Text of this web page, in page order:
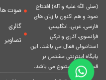
(صلی الله علیه و آله) افتتاح
نمود و هم اكنون با زبان های
فارسی، عربى، انگلیسی،
فرانسوی، آذری و ترکی
استانبولی فعال مى باشد. اين
پايگاه اينترنتى مشتمل بر
قسمت هاى متنوع مى باشد.
صوت ها
گالری
تصاویر